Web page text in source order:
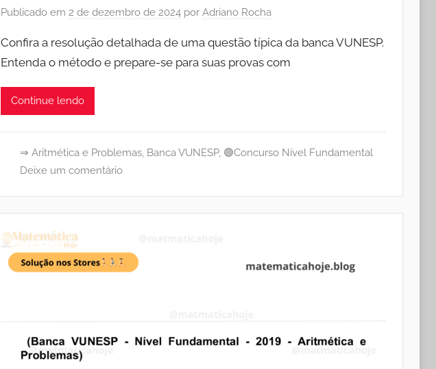
Publicado em 2 de dezembro de 2024 por Adriano Rocha
Confira a resolução detalhada de uma questão típica da banca VUNESP.
Entenda o método e prepare-se para suas provas com
Continue lendo
⇒ Aritmética e Problemas, Banca VUNESP, 🟢Concurso Nível Fundamental
Deixe um comentário